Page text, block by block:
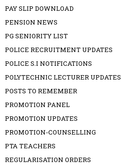
PAY SLIP DOWNLOAD
PENSION NEWS
PG SENIORITY LIST
POLICE RECRUITMENT UPDATES
POLICE S.I NOTIFICATIONS
POLYTECHNIC LECTURER UPDATES
POSTS TO REMEMBER
PROMOTION PANEL
PROMOTION UPDATES
PROMOTION-COUNSELLING
PTA TEACHERS
REGULARISATION ORDERS